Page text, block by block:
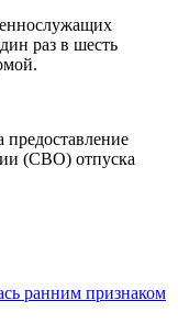
раз в шесть
предоставление
(СВО) отпуска
ранним признаком